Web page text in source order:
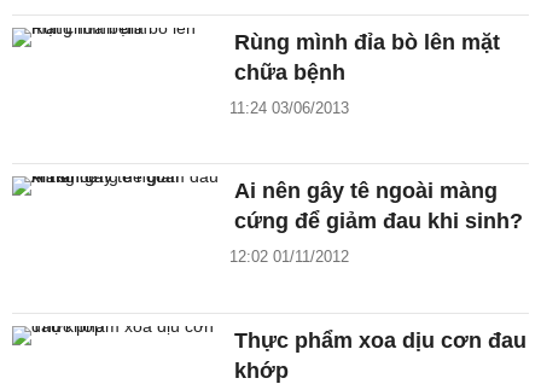
Rùng mình đỉa bò lên mặt
chữa bệnh
11:24 03/06/2013
Ai nên gây tê ngoài màng
cứng để giảm đau khi sinh?
12:02 01/11/2012
Thực phẩm xoa dịu cơn đau
khớp